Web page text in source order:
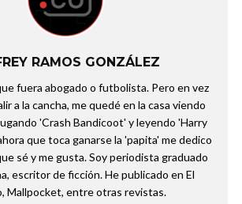
RAMOS GONZÁLEZ
fuera abogado o futbolista. Pero en vez
a la cancha, me quedé en la casa viendo
'Crash Bandicoot' y leyendo 'Harry
que toca ganarse la 'papita' me dedico
sé y me gusta. Soy periodista graduado
escritor de ficción. He publicado en El
Mallpocket, entre otras revistas.